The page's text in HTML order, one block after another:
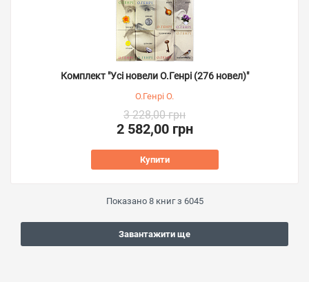
Комплект "Усі новели О.Генрі (276 новел)"
О.Генрі О.
3 228,00 грн
2 582,00 грн
Купити
Показано 8книг з 6045
Завантажити ще